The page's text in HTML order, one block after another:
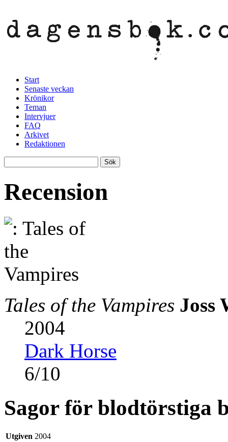
Start
Senaste veckan
Krönikor
Teman
Intervjuer
FAQ
Arkivet
Redaktionen
Recension
Tales of the Vampires Joss
2004
Dark Horse
6/10
Sagor för blodtörstiga
Utgiven 2004